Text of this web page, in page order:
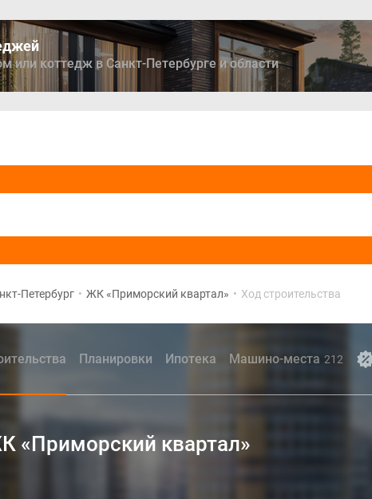
или коттедж в Санкт-Петербурге и области
Петербург • ЖК «Приморский квартал» • Ход строительства
Планировки Ипотека Машино-места 212
«Приморский квартал»